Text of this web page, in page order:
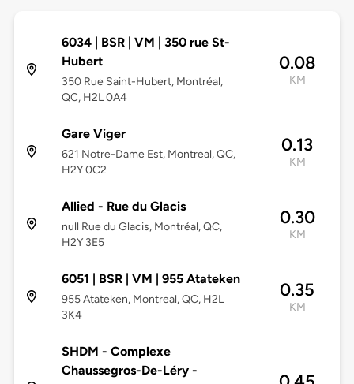
6034 | BSR | VM | 350 rue St-
Hubert
350 Rue Saint-Hubert, Montréal,
QC, H2L 0A4
0.08
KM
Gare Viger
621 Notre-Dame Est, Montreal, QC,
H2Y 0C2
0.13
KM
Allied - Rue du Glacis
null Rue du Glacis, Montréal, QC,
H2Y 3E5
0.30
KM
6051 | BSR | VM | 955 Atateken
955 Atateken, Montreal, QC, H2L
3K4
0.35
KM
SHDM - Complexe
Chaussegros-De-Léry -